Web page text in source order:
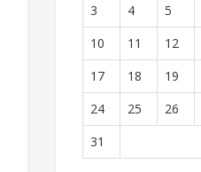
3
4 5
10
11 12
17
18 19
24
25 26
31